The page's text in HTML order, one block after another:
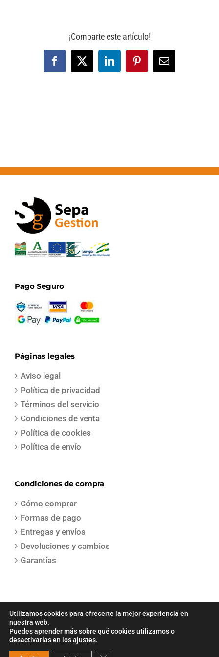
¡Comparte este artículo!
Facebook
X LinkedInPinterestCorreo
electrónico
Pago Seguro
Páginas legales
Aviso legal
Política de privacidad
Términos del servicio
Condiciones de venta
Política de cookies
Política de envío
Condiciones de compra
Cómo comprar
Formas de pago
Entregas y envíos
Devoluciones y cambios
Garantías
COPYRIGHT 2021 | Todos los derechos reservados | Creado por
Utilizamos cookies para ofrecerte la mejor experiencia en
nuestra web.
Puedes aprender más sobre qué cookies utilizamos o
desactivarlas en losajustes.